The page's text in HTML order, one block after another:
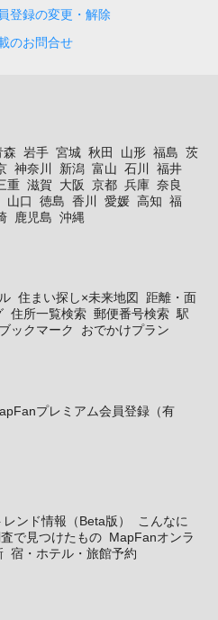
登録の変更・解除
のお問合せ
森 岩手 宮城 秋田 山形 福島 茨
神奈川 新潟 富山 石川
福井
重 滋賀 大阪 京都 兵庫 奈良
山口 徳島 香川 愛媛 高知 福
鹿児島 沖縄
住まい探し×未来地図
距離・面
住所一覧検索 郵便番号検索 駅
ブックマーク おでかけプラン
プレミアム会員登録（有
ンド情報（Beta版）
こんなに
で見つけたもの MapFanオンラ
宿・ホテル・旅館予約